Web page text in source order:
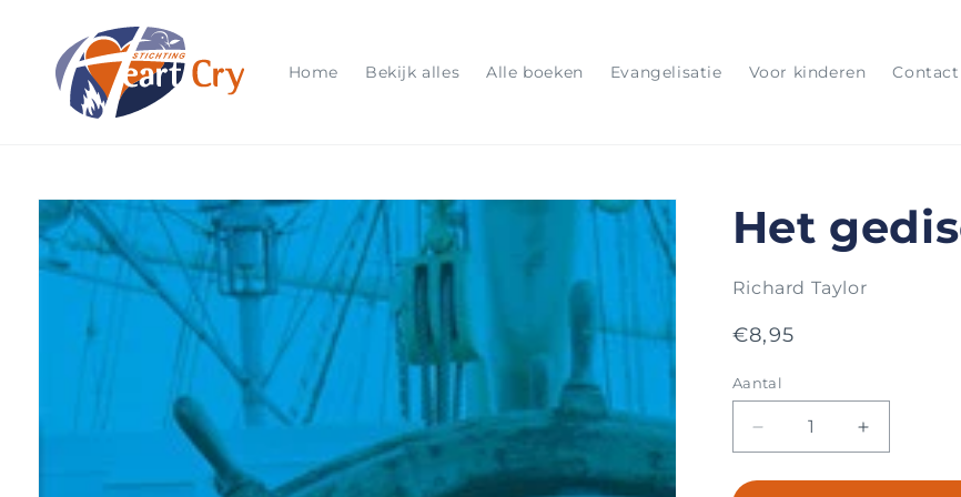
content
Home Bekijk alles Alle boeken Evangelisatie Voor kinderen Contact
Ga direct naar
productinformatie
Het
Richard Taylor
Normale
€8,95
Aantal
Aantal
Aantal
verlagen
voor
Aantal
verhogen
voor